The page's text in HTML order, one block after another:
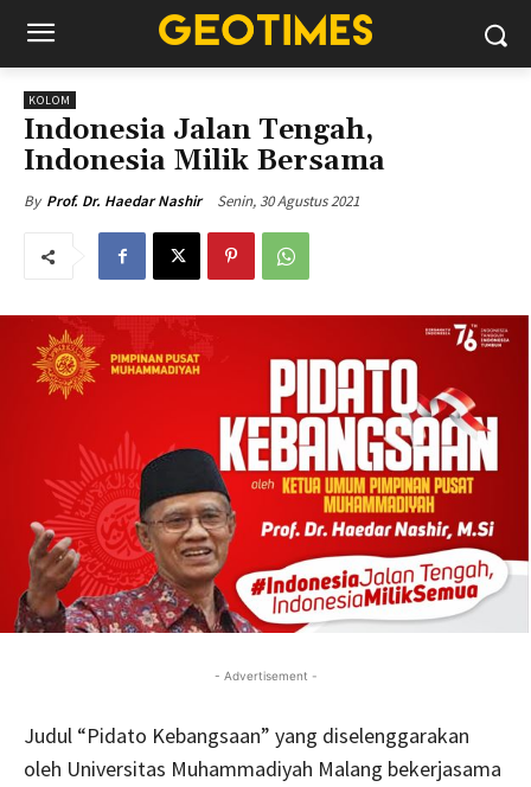
KOLOM
Indonesia Jalan Tengah,
Indonesia Milik Bersama
By Prof. Dr. Haedar Nashir Senin, 30 Agustus 2021
- Advertisement -
Judul “Pidato Kebangsaan” yang diselenggarakan
oleh Universitas Muhammadiyah Malang bekerjasama